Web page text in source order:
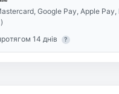
Google Pay, Apple
14 днів
?